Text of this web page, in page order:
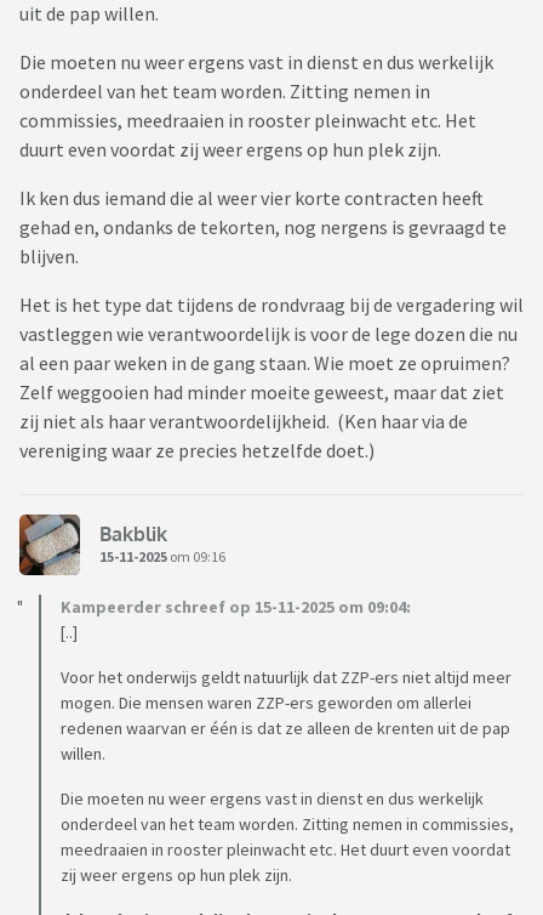
uit de pap willen.
Die moeten nu weer ergens vast in dienst en dus werkelijk
onderdeel van het team worden. Zitting nemen in
commissies, meedraaien in rooster pleinwacht etc. Het
duurt even voordat zij weer ergens op hun plek zijn.
Ik ken dus iemand die al weer vier korte contracten heeft
gehad en, ondanks de tekorten, nog nergens is gevraagd te
blijven.
Het is het type dat tijdens de rondvraag bij de vergadering wil
vastleggen wie verantwoordelijk is voor de lege dozen die nu
al een paar weken in de gang staan. Wie moet ze opruimen?
Zelf weggooien had minder moeite geweest, maar dat ziet
zij niet als haar verantwoordelijkheid. (Ken haar via de
vereniging waar ze precies hetzelfde doet.)
Bakblik
15-11-2025 om 09:16
Kampeerder schreef op 15-11-2025 om 09:04:
[..]
Voor het onderwijs geldt natuurlijk dat ZZP-ers niet altijd meer
mogen. Die mensen waren ZZP-ers geworden om allerlei
redenen waarvan er één is dat ze alleen de krenten uit de pap
willen.
Die moeten nu weer ergens vast in dienst en dus werkelijk
onderdeel van het team worden. Zitting nemen in commissies,
meedraaien in rooster pleinwacht etc. Het duurt even voordat
zij weer ergens op hun plek zijn.